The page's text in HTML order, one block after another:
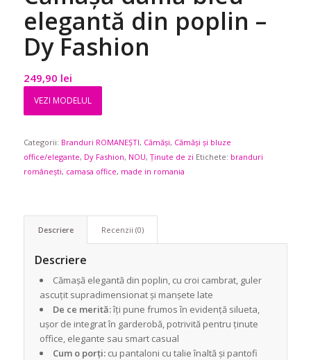
elegantă din poplin –
Dy Fashion
249,90 lei
VEZI MODELUL
Categorii: Branduri ROMANEȘTI, Cămăși, Cămăși și bluze
office/elegante, Dy Fashion, NOU, Ținute de zi Etichete: branduri
românești, camasa office, made in romania
Descriere Recenzii (0)
Descriere
Cămașă elegantă din poplin, cu croi cambrat, guler
ascuțit supradimensionat și manșete late
De ce merită:îți pune frumos în evidență silueta,
ușor de integrat în garderobă, potrivită pentru ținute
office, elegante sau smart casual
Cum o porți:cu pantaloni cu talie înaltă și pantofi